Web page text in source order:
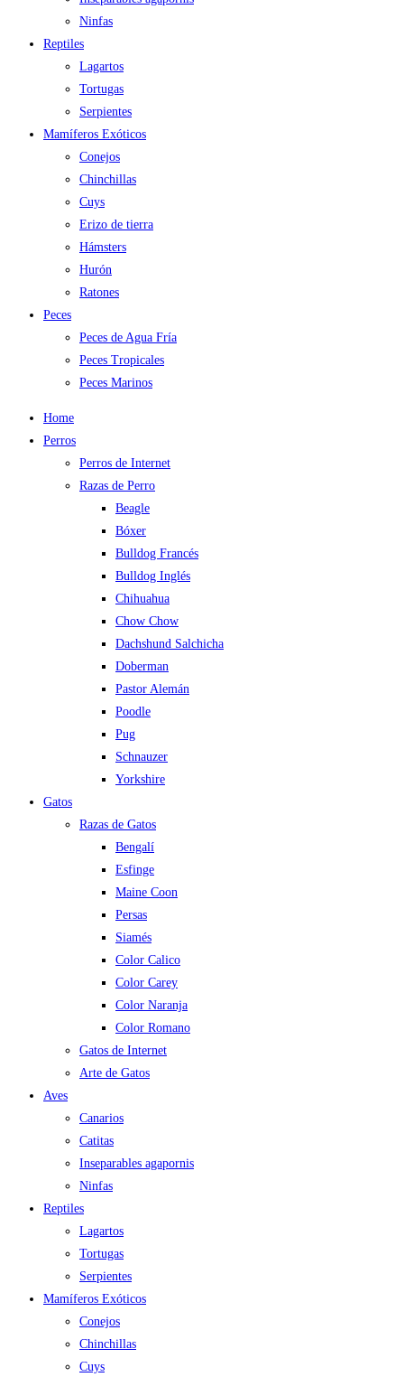
Ninfas
Reptiles
Lagartos
Tortugas
Serpientes
Mamíferos Exóticos
Conejos
Chinchillas
Cuys
Erizo de tierra
Hámsters
Hurón
Ratones
Peces
Peces de Agua Fría
Peces Tropicales
Peces Marinos
Home
Perros
Perros de Internet
Razas de Perro
Beagle
Bóxer
Bulldog Francés
Bulldog Inglés
Chihuahua
Chow Chow
Dachshund Salchicha
Doberman
Pastor Alemán
Poodle
Pug
Schnauzer
Yorkshire
Gatos
Razas de Gatos
Bengalí
Esfinge
Maine Coon
Persas
Siamés
Color Calico
Color Carey
Color Naranja
Color Romano
Gatos de Internet
Arte de Gatos
Aves
Canarios
Catitas
Inseparables agapornis
Ninfas
Reptiles
Lagartos
Tortugas
Serpientes
Mamíferos Exóticos
Conejos
Chinchillas
Cuys